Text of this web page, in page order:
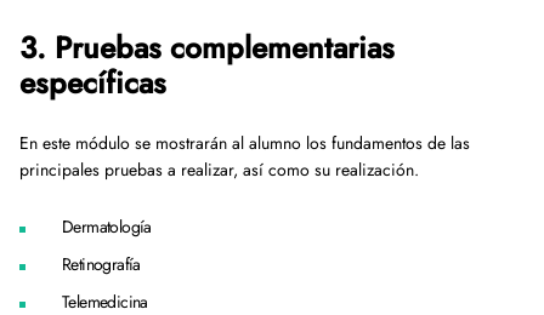
3. Pruebas complementarias
específicas
En este módulo se mostrarán al alumno los fundamentos de las
principales pruebas a realizar, así como su realización.
Dermatología
Retinografía
Telemedicina